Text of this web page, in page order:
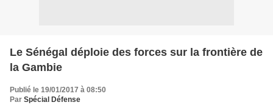
Le Sénégal déploie des forces sur la frontière de
la Gambie
Publié le 19/01/2017 à 08:50
Par Spécial Défense